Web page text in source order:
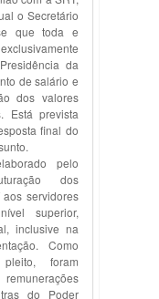
o Secretário
que toda e
da
de salário e
dos valores
Está prevista
final do
pelo
dos
servidores
superior,
inclusive na
Como
foram
do Poder